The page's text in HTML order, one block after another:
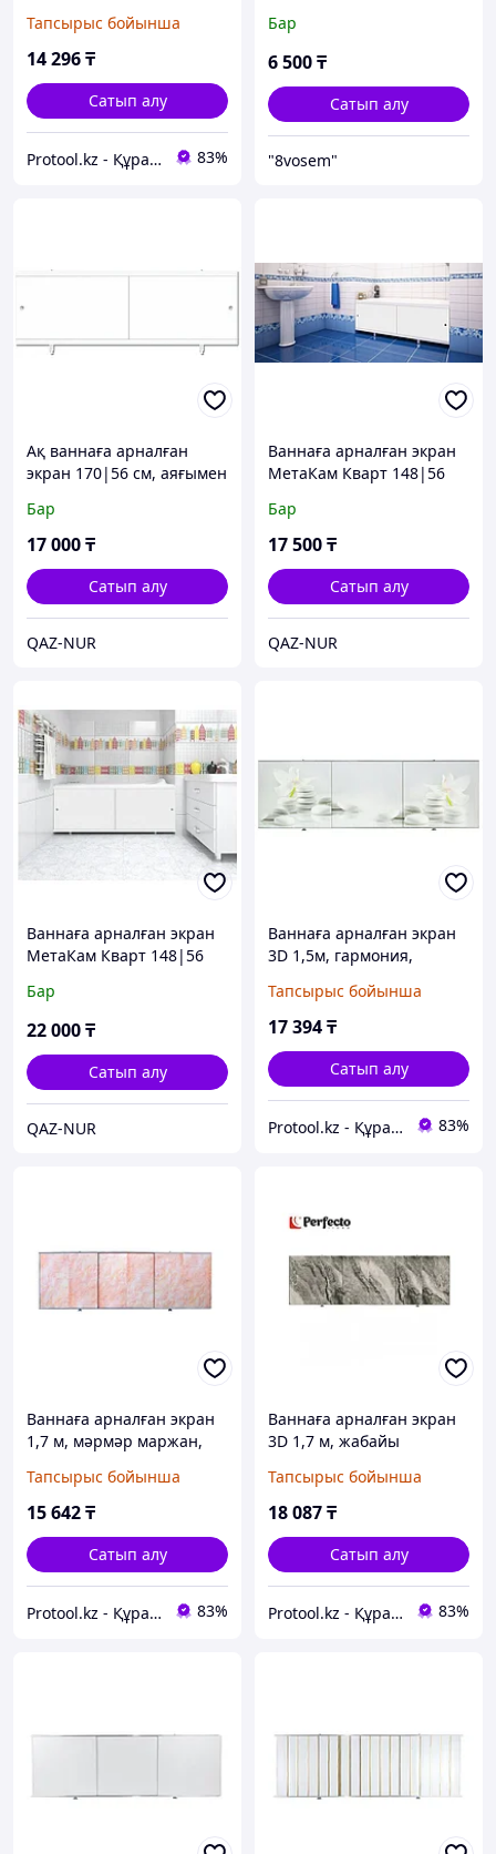
LINEA (PERFECTO LINEA)
(36-001511)
Тапсырыс бойынша
14 296₸
Сатып алу
Protool.kz - Құрал сайман магазины 83%
Бар
6 500₸
Сатып алу
"8vosem"
Ақ ваннаға арналған
экран 170|56 см, аяғымен
Бар
17 000₸
Сатып алу
QAZ-NUR
Ваннаға арналған экран
МетаКам Кварт 148|56
Бар
17 500₸
Сатып алу
QAZ-NUR
Ваннаға арналған экран
МетаКам Кварт 148|56
Бар
22 000₸
Сатып алу
QAZ-NUR
Ваннаға арналған экран
3D 1,5м, гармония,
(PERFECTO LINEA) (36-
031508)
Тапсырыс бойынша
17 394₸
Сатып алу
Protool.kz - Құрал сайман магазины 83%
Ваннаға арналған экран
1,7 м, мәрмәр маржан,
(PERFECTO LINEA) (36-
000176)
Тапсырыс бойынша
15 642₸
Сатып алу
Protool.kz - Құрал сайман магазины 83%
Ваннаға арналған экран
3D 1,7 м, жабайы
(PERFECTO LINEA) (36-
031816)
Тапсырыс бойынша
18 087₸
Сатып алу
Protool.kz - Құрал сайман магазины 83%